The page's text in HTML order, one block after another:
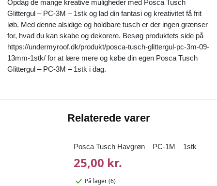
Opdag de mange kreative muligheder med Posca Tusch
Glittergul – PC-3M – 1stk og lad din fantasi og kreativitet få frit
løb. Med denne alsidige og holdbare tusch er der ingen grænser
for, hvad du kan skabe og dekorere. Besøg produktets side på
https://undermyroof.dk/produkt/posca-tusch-glittergul-pc-3m-09-
13mm-1stk/ for at lære mere og købe din egen Posca Tusch
Glittergul – PC-3M – 1stk i dag.
Relaterede varer
Posca Tusch Havgrøn – PC-1M – 1stk
25,00 kr.
På lager (6)